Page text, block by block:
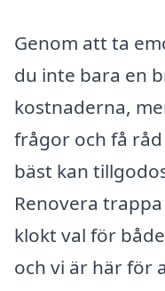
Genom att ta
du inte bara en
kostnaderna,
frågor och få
bäst kan
Renovera
klokt val för
och vi är här för